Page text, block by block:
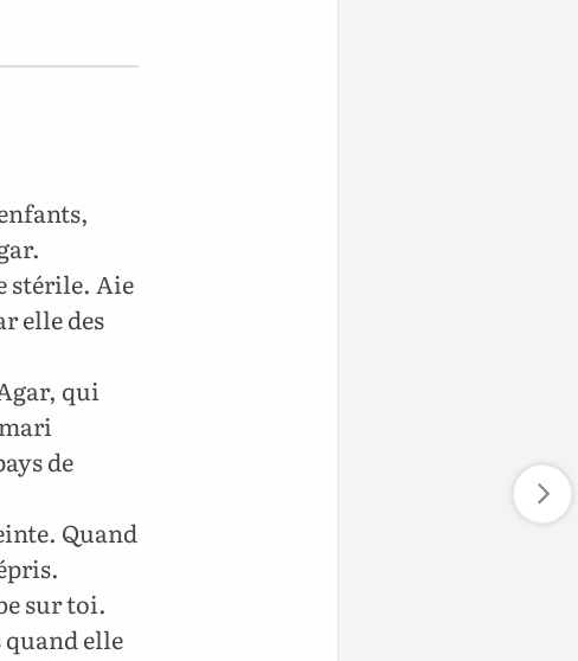
stérile. Aie
elle des
qui
de
Quand
sur toi.
quand elle